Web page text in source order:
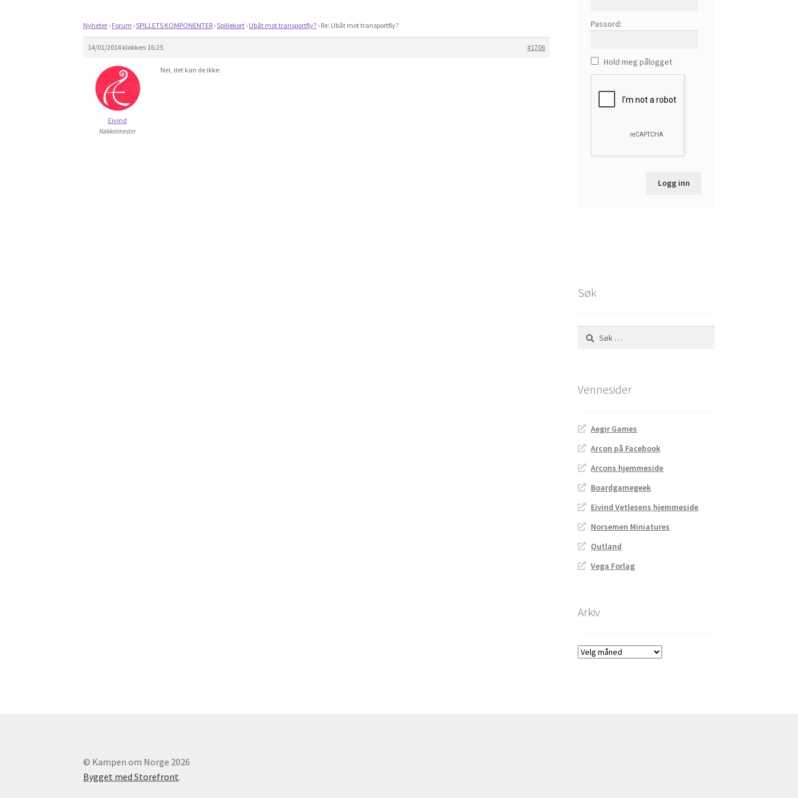
Nyheter › Forum ›SPILLETS KOMPONENTER ›Spillekort › Ubåt mot transportfly? › Re: Ubåt mot transportfly?
14/01/2014 klokken 16:25 #1706
Eivind
Nøkkelmester
Nei, det kan de ikke.
Passord:
Hold meg pålogget
Logg inn
Søk
Søk
etter:
Vennesider
Aegir Games
Arcon på Facebook
Arcons hjemmeside
Boardgamegeek
Eivind Vetlesens hjemmeside
Norsemen Miniatures
Outland
Vega Forlag
Arkiv
Arkiv
© Kampen om Norge 2026
Bygget med Storefront.